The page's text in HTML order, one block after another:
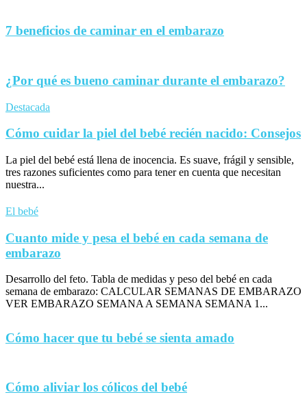
7 beneficios de caminar en el embarazo
¿Por qué es bueno caminar durante el embarazo?
Destacada
Cómo cuidar la piel del bebé recién nacido: Consejos
La piel del bebé está llena de inocencia. Es suave, frágil y sensible,
tres razones suficientes como para tener en cuenta que necesitan
nuestra...
El bebé
Cuanto mide y pesa el bebé en cada semana de
embarazo
Desarrollo del feto. Tabla de medidas y peso del bebé en cada
semana de embarazo: CALCULAR SEMANAS DE EMBARAZO
VER EMBARAZO SEMANA A SEMANA SEMANA 1...
Cómo hacer que tu bebé se sienta amado
Cómo aliviar los cólicos del bebé